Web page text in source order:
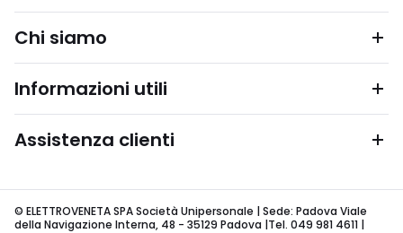
Chi siamo
Informazioni utili
Assistenza clienti
© ELETTROVENETA SPA Società Unipersonale | Sede: Padova Viale
della Navigazione Interna, 48 - 35129 Padova |Tel. 049 981 4611 |